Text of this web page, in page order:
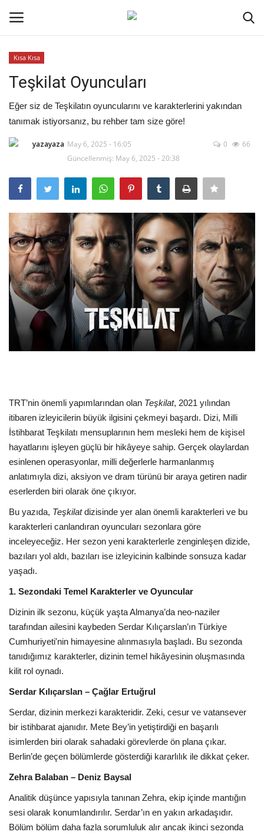
Ana Sayfa
Kripto Para
Genel
Kodlama
Galeri
Dil
English Türkçe
Kısa Kısa
Teşkilat Oyuncuları
Eğer siz de Teşkilatın oyuncularını ve karakterlerini yakından
tanımak istiyorsanız, bu rehber tam size göre!
yazayaza May 6, 2025 - 16:05
Güncellenmiş: May 6, 2025 - 20:38
0 66
TRT’nin önemli yapımlarından olan Teşkilat, 2021 yılından
itibaren izleyicilerin büyük ilgisini çekmeyi başardı. Dizi, Milli
İstihbarat Teşkilatı mensuplarının hem mesleki hem de kişisel
hayatlarını işleyen güçlü bir hikâyeye sahip. Gerçek olaylardan
esinlenen operasyonlar, milli değerlerle harmanlanmış
anlatımıyla dizi, aksiyon ve dram türünü bir araya getiren nadir
eserlerden biri olarak öne çıkıyor.
Bu yazıda, Teşkilatdizisinde yer alan önemli karakterleri ve bu
karakterleri canlandıran oyuncuları sezonlara göre
inceleyeceğiz. Her sezon yeni karakterlerle zenginleşen dizide,
bazıları yol aldı, bazıları ise izleyicinin kalbinde sonsuza kadar
yaşadı.
1. Sezondaki Temel Karakterler ve Oyuncular
Dizinin ilk sezonu, küçük yaşta Almanya’da neo-naziler
tarafından ailesini kaybeden Serdar Kılıçarslan’ın Türkiye
Cumhuriyeti'nin himayesine alınmasıyla başladı. Bu sezonda
tanıdığımız karakterler, dizinin temel hikâyesinin oluşmasında
kilit rol oynadı.
Serdar Kılıçarslan – Çağlar Ertuğrul
Serdar, dizinin merkezi karakteridir. Zeki, cesur ve vatansever
bir istihbarat ajanıdır. Mete Bey’in yetiştirdiği en başarılı
isimlerden biri olarak sahadaki görevlerde ön plana çıkar.
Berlin’de geçen bölümlerde gösterdiği kararlılık ile dikkat çeker.
Zehra Balaban – Deniz Baysal
Analitik düşünce yapısıyla tanınan Zehra, ekip içinde mantığın
sesi olarak konumlandırılır. Serdar’ın en yakın arkadaşıdır.
Bölüm bölüm daha fazla sorumluluk alır ancak ikinci sezonda